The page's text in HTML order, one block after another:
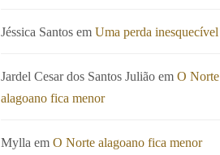
Jéssica Santos em Uma perda inesquecível
Jardel Cesar dos Santos Julião em O Norte
alagoano fica menor
Mylla em O Norte alagoano fica menor